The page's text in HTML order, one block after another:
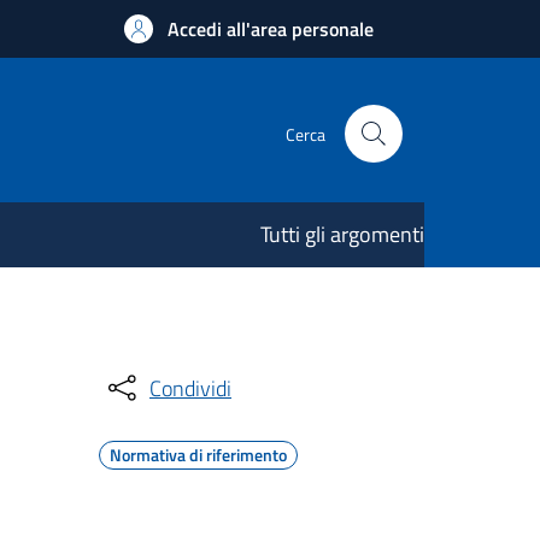
Accedi all'area personale
Cerca
Tutti gli argomenti
Condividi
Normativa di riferimento